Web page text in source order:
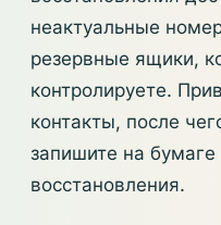
неактуальные
резервные ящики,
контролируете.
контакты, после
запишите на
восстановления.